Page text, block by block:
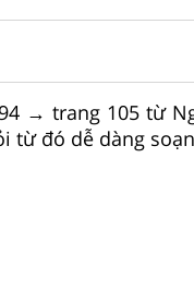
→ trang 105 từ
từ đó dễ dàng